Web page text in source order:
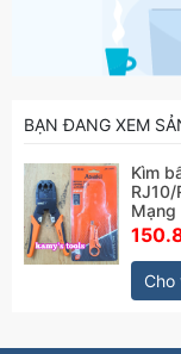
BẠN ĐANG XEM
Kìm
RJ10/
Mạng
Cho